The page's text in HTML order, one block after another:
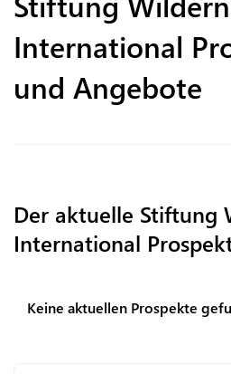
International
und Angebote
Der aktuelle Stiftung
International
Keine aktuellen Prospekte